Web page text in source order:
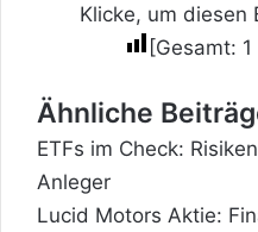
Klicke, um diesen
[Gesamt: 1
Ähnliche
ETFs im Check:
Anleger
Lucid Motors Aktie: